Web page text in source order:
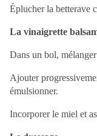
Éplucher la betterave
La vinaigrette
Dans un bol,
Ajouter
émulsionner.
Incorporer le miel et